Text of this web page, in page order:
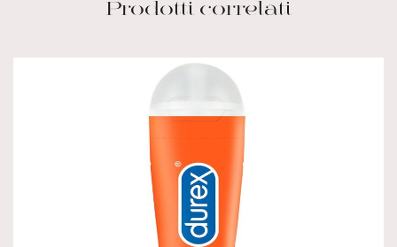
Prodotti correlati